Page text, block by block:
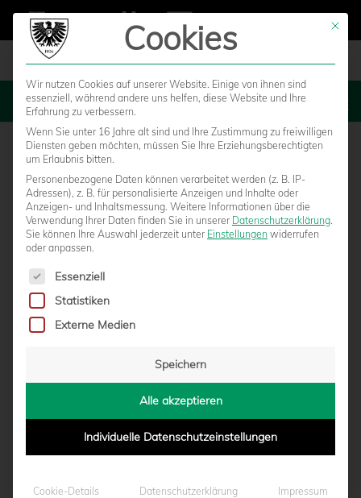
MENU
MSV DUISBURG (A)
Mit
Cookies
Wir nutzen Cookies auf unserer Website. Einige von ihnen sind
essenziell, während andere uns helfen, diese Website und Ihre
Erfahrung zu verbessern.
Wenn Sie unter 16 Jahre alt sind und Ihre Zustimmung zu freiwilligen
Diensten geben möchten, müssen Sie Ihre Erziehungsberechtigten
um Erlaubnis bitten.
Personenbezogene Daten können verarbeitet werden (z. B. IP-
Adressen), z. B. für personalisierte Anzeigen und Inhalte oder
Anzeigen- und Inhaltsmessung. Weitere Informationen über die
Verwendung Ihrer Daten finden Sie in unserer Datenschutzerklärung.
Sie können Ihre Auswahl jederzeit unter Einstellungen widerrufen
oder anpassen.
Es folgt eine Liste der Service-Gruppen, für die eine
Essenziell
Statistiken
Externe Medien
Speichern
Alle akzeptieren
Individuelle Datenschutzeinstellungen
Cookie-Details Datenschutzerklärung Impressum